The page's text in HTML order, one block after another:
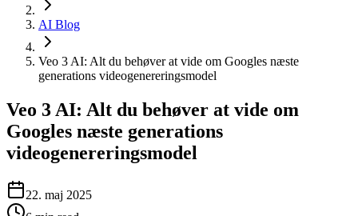
AI Blog
Veo 3 AI: Alt du behøver at vide om Googles næste
generations videogenereringsmodel
Veo 3 AI: Alt du behøver at vide om
Googles næste generations
videogenereringsmodel
22. maj 2025